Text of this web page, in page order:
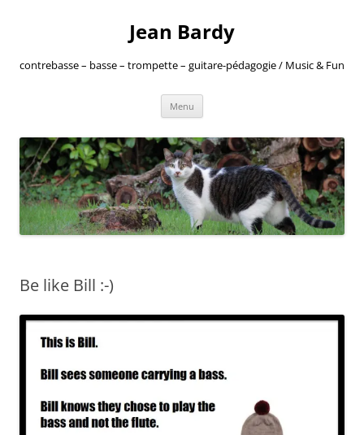
Jean Bardy
contrebasse – basse – trompette – guitare-pédagogie / Music & Fun
Menu
Be like Bill :-)